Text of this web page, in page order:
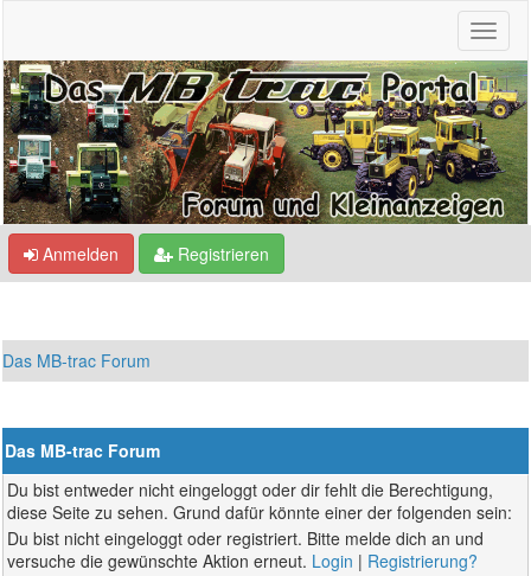
Anmelden Registrieren
Das MB-trac Forum
Das MB-trac Forum
Du bist entweder nicht eingeloggt oder dir fehlt die Berechtigung,
diese Seite zu sehen. Grund dafür könnte einer der folgenden sein:
Du bist nicht eingeloggt oder registriert. Bitte melde dich an und
versuche die gewünschte Aktion erneut. Login | Registrierung?